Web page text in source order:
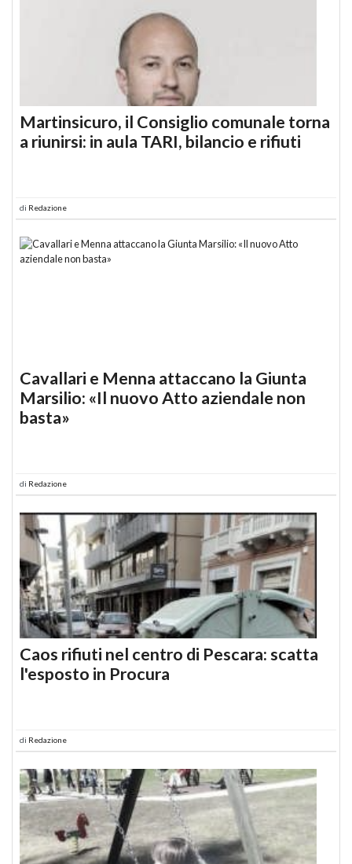
Martinsicuro, il Consiglio comunale torna
a riunirsi: in aula TARI, bilancio e rifiuti
di Redazione
Cavallari e Menna attaccano la Giunta
Marsilio: «Il nuovo Atto aziendale non
basta»
di Redazione
Caos rifiuti nel centro di Pescara: scatta
l'esposto in Procura
di Redazione